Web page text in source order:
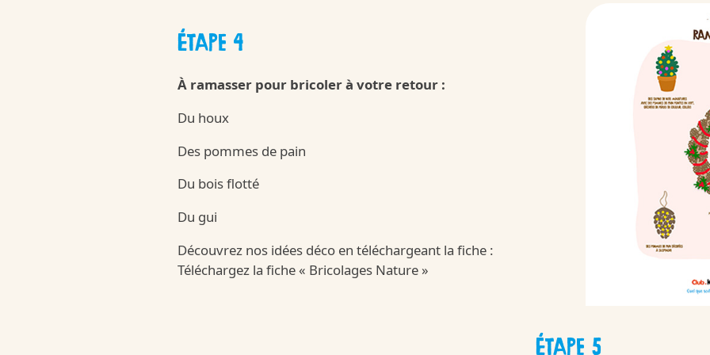
/fr/fr/kinder-joy
ÉTAPE 4
À ramasser pour bricoler à votre retour :
Du houx
Des pommes de pain
Du bois flotté
Du gui
Découvrez nos idées déco en téléchargeant la fiche :
Téléchargez la fiche « Bricolages Nature »
ÉTAPE 5